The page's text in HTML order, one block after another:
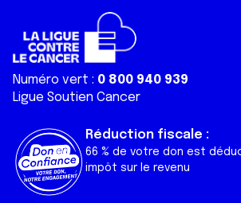
Numéro vert : 0 800 940 939
Ligue Soutien Cancer
Réduction fiscale :
66 % de votre don est
impôt sur le revenu